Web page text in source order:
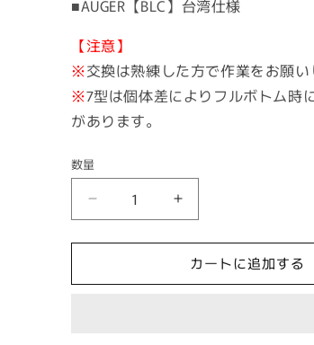
■AUGER【BLC】台湾仕様
【注意】
※交換は熟練した方で作業をお願い
※7型は個体差によりフルボトム時
があります。
数量
KOSO
ジ
KOSO
ジ
エカートに追加する